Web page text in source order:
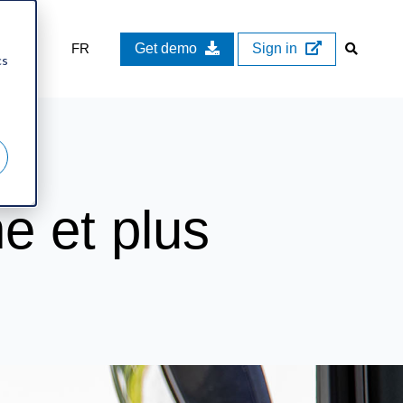
FR Get demo Sign in
et plus